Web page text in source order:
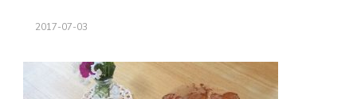
2017-07-03